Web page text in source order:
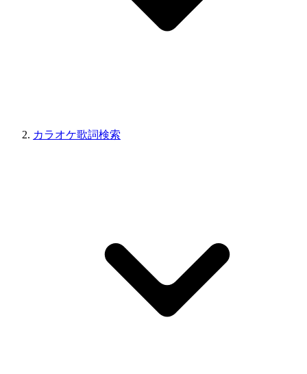
カラオケ歌詞検索